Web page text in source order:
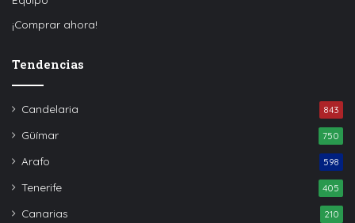
¡Comprar ahora!
Tendencias
Candelaria 843
Güímar 750
Arafo 598
Tenerife 405
Canarias 210